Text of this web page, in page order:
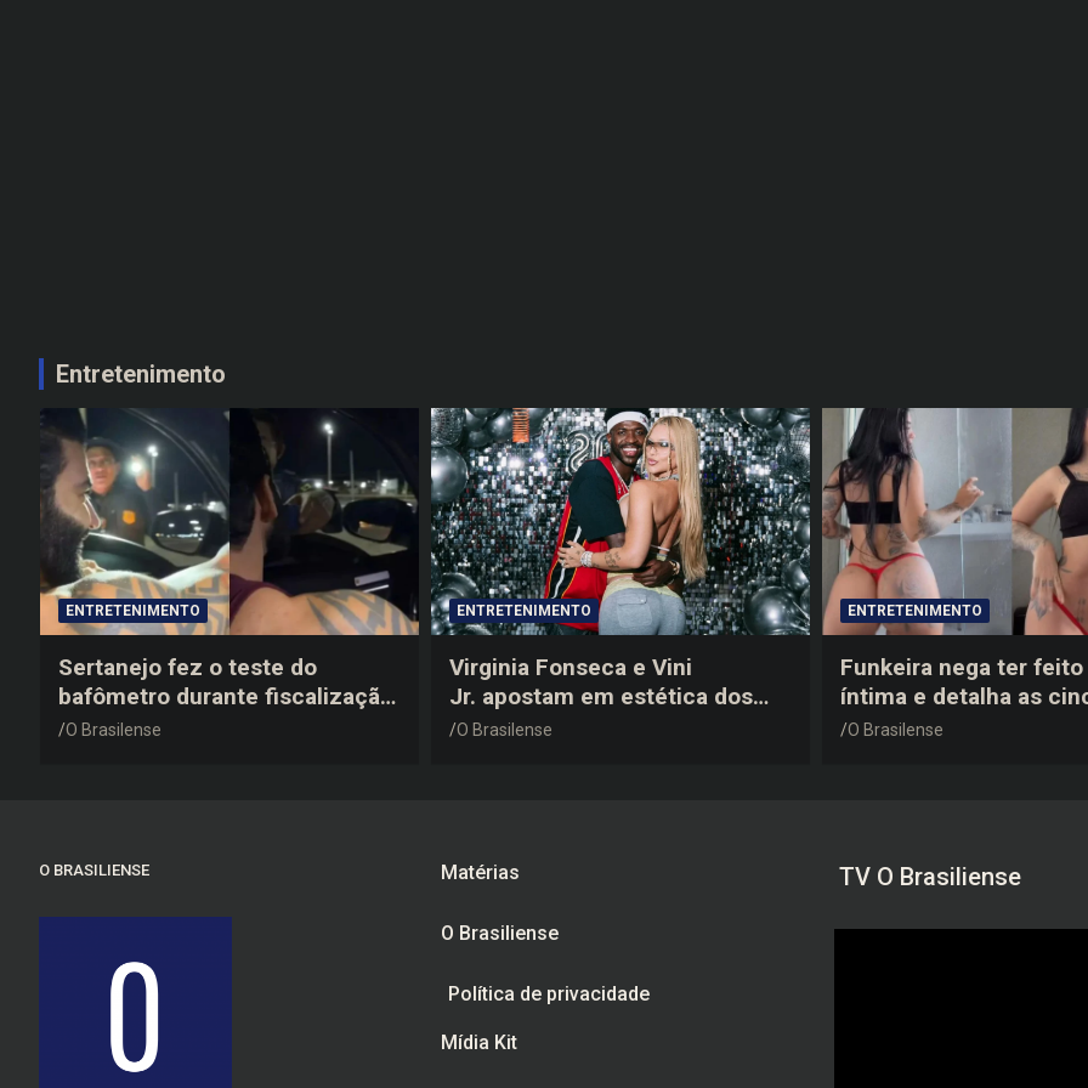
Entretenimento
ENTRETENIMENTO
Sertanejo fez o teste do
bafômetro durante fiscalização
na estrada, deu resultado
O Brasilense
ENTRETENIMENTO
Virginia Fonseca e Vini
Jr. apostam em estética dos
anos 2000 em festa de
O Brasilense
ENTRETENIMENTO
Funkeira nega ter
íntima e detalha as
plásticas que realizou
O Brasilense
O BRASILIENSE Matérias
O Brasiliense
Política de privacidade
Mídia Kit
TV O Brasiliense